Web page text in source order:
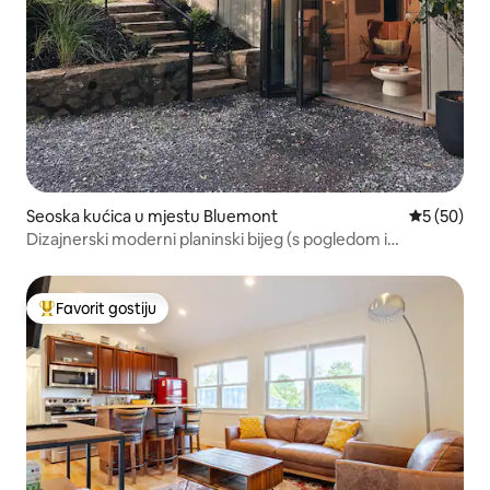
Seoska kućica u mjestu Bluemont Prosječna
5 (50)
Dizajnerski moderni planinski bijeg (s pogledom i
Glavni favorit gostiju
Favorit gostiju